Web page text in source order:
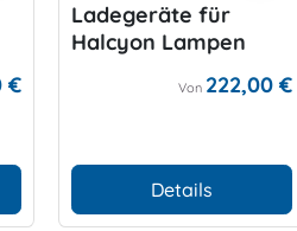
€
Ladegeräte für
Halcyon Lampen
Von 222,00 €
Details